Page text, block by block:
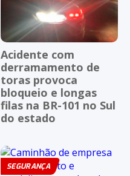
Acidente com
derramamento de
toras provoca
bloqueio e longas
filas na BR-101 no Sul
do estado
SEGURANÇA